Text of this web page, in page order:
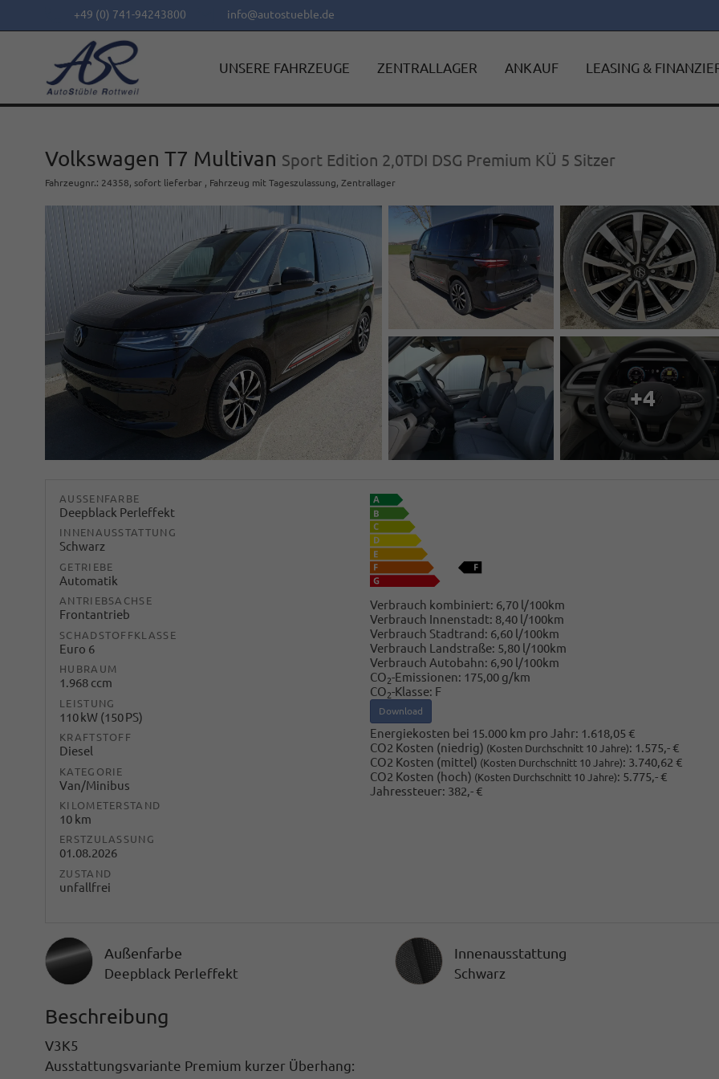
+49 (0) 741-94243800 info@autostueble.de
UNSERE FAHRZEUGE ZENTRALLAGER ANKAUF LEASING &
Volkswagen T7 Multivan Sport Edition 2,0TDI DSG Premium KÜ 5 Sitzer
Fahrzeugnr.: 24358, sofort lieferbar , Fahrzeug mit Tageszulassung, Zentrallager
+4
AUSSENFARBE
Deepblack Perleffekt
INNENAUSSTATTUNG
Schwarz
GETRIEBE
Automatik
ANTRIEBSACHSE
Frontantrieb
SCHADSTOFFKLASSE
Euro 6
HUBRAUM
1.968 ccm
LEISTUNG
110 kW (150 PS)
KRAFTSTOFF
Diesel
KATEGORIE
Van/Minibus
KILOMETERSTAND
10 km
ERSTZULASSUNG
01.08.2026
ZUSTAND
unfallfrei
Verbrauch kombiniert: 6,70 l/100km
Verbrauch Innenstadt: 8,40 l/100km
Verbrauch Stadtrand: 6,60 l/100km
Verbrauch Landstraße: 5,80 l/100km
Verbrauch Autobahn: 6,90 l/100km
CO2-Emissionen: 175,00 g/km
CO2-Klasse: F
Download
Energiekosten bei 15.000 km pro Jahr: 1.618,05 €
CO2 Kosten (niedrig) (Kosten Durchschnitt 10 Jahre): 1.575,- €
CO2 Kosten (mittel) (Kosten Durchschnitt 10 Jahre): 3.740,62 €
CO2 Kosten (hoch) (Kosten Durchschnitt 10 Jahre): 5.775,- €
Jahressteuer: 382,- €
Außenfarbe
Deepblack Perleffekt
InnenausstattungInnenausstattung
Schwarz
Beschreibung
V3K5
Ausstattungsvariante Premium kurzer Überhang: